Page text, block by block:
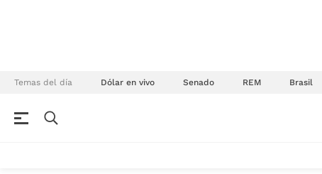
Temas del día Dólar en vivo Senado REM Brasil